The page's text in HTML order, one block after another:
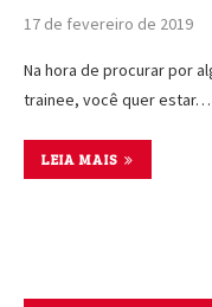
17 de fevereiro de 2019
Na hora de procurar por
trainee, você quer estar…
LEIA MAIS